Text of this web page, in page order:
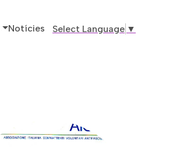
Notícies Select Language ▼